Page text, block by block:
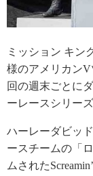
ミッション キン
様のアメリカン
回の週末ごとに
ーレースシリーズ
ハーレーダビッ
ースチームの「
ムされた